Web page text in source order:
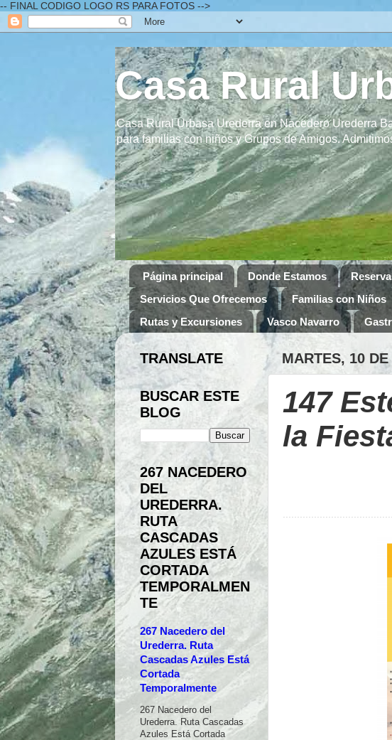
-- FINAL CODIGO LOGO RS PARA FOTOS -->
Casa Rural
Casa Rural Urbasa Urederra en Nacedero Urederra
para familias con niños y Grupos de Amigos.
Página principal Donde Estamos
Servicios Que Ofrecemos
Familias con Niños
Rutas y Excursiones
Vasco Navarro
MARTES, 10
147
la
TRANSLATE
BUSCAR ESTE
BLOG
267 NACEDERO
DEL
UREDERRA.
RUTA
CASCADAS
AZULES ESTÁ
CORTADA
TEMPORALMEN
TE
267 Nacedero del
Urederra. Ruta
Cascadas Azules Está
Cortada
Temporalmente
267 Nacedero del
Urederra. Ruta Cascadas
Azules Está Cortada